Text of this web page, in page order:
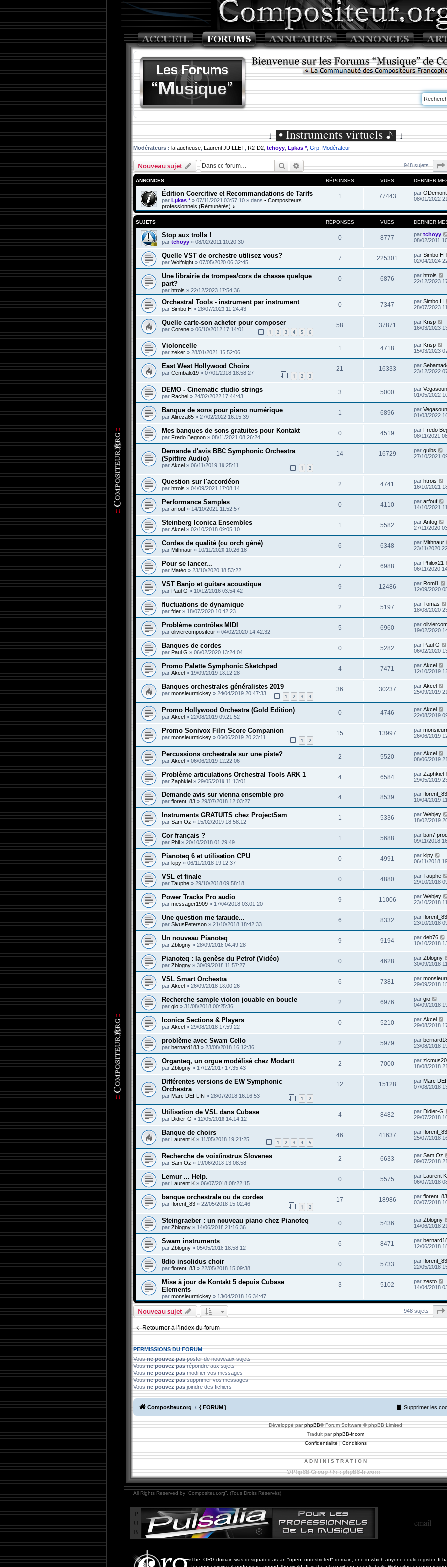
↓ • Instruments virtuels ♪ ↓
Modérateurs : lafaucheuse Laurent JUILLET R2-D2 tchoyy Lµkas *, Grp. Modérateur
Nouveau sujet Rechercher
Recherche avancée 948 sujets
ANNONCES RÉPONSES VUES DERNIER
Édition Coercitive et Recommandations de Tarifs
par Lµkas *» 07/11/2021 03:57:10 » dans • Compositeurs
professionnels (Rémunérés) ♪
1 77443 par
08/01/2022
SUJETS RÉPONSES VUES DERNIER
Stop aux trolls !
par tchoyy » 08/02/2011 10:20:30
0 8777 par tchoyy
08/02/2011
Quelle VST de orchestre utilisez vous?
par Wolfnight » 07/05/2020 06:32:45
7 225301 par Simbo H
02/04/2024
Une librairie de trompes/cors de chasse quelque
part?
par htrois » 22/12/2023 17:54:36
0 6876 par htrois
22/12/2023
Orchestral Tools - instrument par instrument
par Simbo H » 28/07/2023 11:24:43
0 7347 par Simbo H
28/07/2023
Quelle carte-son acheter pour composer
par Corene » 06/10/2012 17:14:01 1 2 3 4 5 6
58 37871 par Krisp
16/03/2023
Violoncelle
par zeker » 28/01/2021 16:52:06
1 4718 par Krisp
15/03/2023
East West Hollywood Choirs
par Cembalo19 » 07/01/2018 18:58:27 1 2 3
21 16333 par
23/12/2022
DEMO - Cinematic studio strings
par Rachel » 24/02/2022 17:44:43
3 5000 par
01/05/2022
Banque de sons pour piano numérique
par Alireza65 » 27/02/2022 16:15:39
1 6896 par
01/03/2022
Mes banques de sons gratuites pour Kontakt
par Fredo Begnon » 08/11/2021 08:26:24
0 4519 par Fredo
08/11/2021
Demande d'avis BBC Symphonic Orchestra
(Spitfire Audio)
par Akcel » 06/11/2019 19:25:11 1 2
14 16729 par guibs
27/10/2021
Question sur l'accordéon
par htrois » 04/09/2021 17:08:14
2 4741 par htrois
16/10/2021
Performance Samples
par arfouf » 14/10/2021 11:52:57
0 4110 par arfouf
14/10/2021
Steinberg Iconica Ensembles
par Akcel » 02/10/2018 09:05:10
1 5582 par Antog
27/11/2020
Cordes de qualité (ou orch géné)
par Mithnaur » 10/11/2020 10:26:18
6 6348 par Mithnaur
23/11/2020
Pour se lancer...
par Matéo » 23/10/2020 18:53:22
7 6988 par Philox21
06/11/2020
VST Banjo et guitare acoustique
par Paul G » 10/12/2016 03:54:42
9 12486 par Roml1
12/09/2020
fluctuations de dynamique
par fder » 18/07/2020 10:42:23
2 5197 par Tomas
18/08/2020
Problème contrôles MIDI
par oliviercompositeur » 04/02/2020 14:42:32
5 6960 par
19/02/2020
Banques de cordes
par Paul G » 06/02/2020 13:24:04
0 5282 par Paul G
06/02/2020
Promo Palette Symphonic Sketchpad
par Akcel » 19/09/2019 18:12:28
4 7471 par Akcel
12/10/2019
Banques orchestrales généralistes 2019
par monsieurmickey » 24/04/2019 20:47:33 1 2 3 4
36 30237 par Akcel
25/09/2019
Promo Hollywood Orchestra (Gold Edition)
par Akcel » 22/08/2019 09:21:52
0 4746 par Akcel
22/08/2019
Promo Sonivox Film Score Companion
par monsieurmickey » 06/06/2019 20:23:11 1 2
15 13997 par
26/06/2019
Percussions orchestrale sur une piste?
par Akcel » 06/06/2019 12:22:06
2 5520 par Akcel
08/06/2019
Problème articulations Orchestral Tools ARK 1
par Zaphkiel » 29/05/2019 11:13:01
4 6584 par Zaphkiel
29/05/2019
Demande avis sur vienna ensemble pro
par florent_83 » 29/07/2018 12:03:27
4 8539 par florent_83
10/04/2019
Instruments GRATUITS chez ProjectSam
par Sam Oz » 15/02/2019 18:58:12
1 5336 par Webjey
18/02/2019
Cor français ?
par Phil » 20/10/2018 01:29:49
1 5688 par ban7
09/11/2018
Pianoteq 6 et utilisation CPU
par kipy » 06/11/2018 19:12:37
0 4991 par kipy
06/11/2018
VSL et finale
par Tauphe » 29/10/2018 09:58:18
0 4880 par Tauphe
29/10/2018
Power Tracks Pro audio
par messager1909 » 17/04/2018 03:01:20
9 11006 par Webjey
23/10/2018
Une question me taraude...
par SivusPeterson » 21/10/2018 18:42:33
6 8332 par florent_83
23/10/2018
Un nouveau Pianoteq
par Zblogny » 28/09/2018 04:49:28
9 9194 par deb76
10/10/2018
Pianoteq : la genèse du Petrof (Vidéo)
par Zblogny » 30/09/2018 11:57:27
0 4628 par Zblogny
30/09/2018
VSL Smart Orchestra
par Akcel » 26/09/2018 18:00:26
6 7381 par
29/09/2018
Recherche sample violon jouable en boucle
par gio » 31/08/2018 00:25:36
2 6976 par gio
04/09/2018
Iconica Sections & Players
par Akcel » 29/08/2018 17:59:22
0 5210 par Akcel
29/08/2018
problème avec Swam Cello
par bernard183 » 23/08/2018 16:12:36
2 5979 par
23/08/2018
Organteq, un orgue modélisé chez Modartt
par Zblogny » 17/12/2017 17:35:43
2 7000 par
18/08/2018
Différentes versions de EW Symphonic
Orchestra
par Marc DEFLIN » 28/07/2018 16:16:53 1 2
12 15128 par Marc
07/08/2018
Utilisation de VSL dans Cubase
par Didier-G » 12/05/2018 14:14:12
4 8482 par Didier-G
29/07/2018
Banque de choirs
par Laurent K » 11/05/2018 19:21:25 1 2 3 4 5
46 41637 par florent_83
25/07/2018
Recherche de voix/instrus Slovenes
par Sam Oz » 19/06/2018 13:08:58
2 6633 par Sam Oz
09/07/2018
Lemur ... Help.
par Laurent K » 06/07/2018 08:22:15
0 5575 par Laurent K
06/07/2018
banque orchestrale ou de cordes
par florent_83 » 22/05/2018 15:02:46 1 2
17 18986 par florent_83
03/07/2018
Steingraeber : un nouveau piano chez Pianoteq
par Zblogny » 14/06/2018 21:16:36
0 5436 par Zblogny
14/06/2018
Swam instruments
par Zblogny » 05/05/2018 18:58:12
6 8471 par
12/06/2018
8dio insolidus choir
par florent_83 » 22/05/2018 15:09:38
0 5733 par florent_83
22/05/2018
Mise à jour de Kontakt 5 depuis Cubase
Elements
par monsieurmickey » 13/04/2018 16:34:47
3 5102 par zesto
14/04/2018
Nouveau sujet 948 sujets
Retourner à l’index du forum
PERMISSIONS DU FORUM
Vousne pouvez pasposter de nouveaux sujets
Vousne pouvez pasrépondre aux sujets
Vous ne pouvez pas modifier vos messages
Vousne pouvez passupprimer vos messages
Vous ne pouvez pas joindre des fichiers
Compositeur.org { FORUM } Supprimer les
Développé parphpBB® Forum Software © phpBB Limited
Traduit parphpBB-fr.com
Confidentialité|Conditions
A D M I N I S T R A T I O N
All Rights Reserved by “Compositeur.org”. (Tous Droits Réservés)
P
U
B
email
The .ORG domain was designated as an "open, unrestricted" domain, one in which anyone could register. It